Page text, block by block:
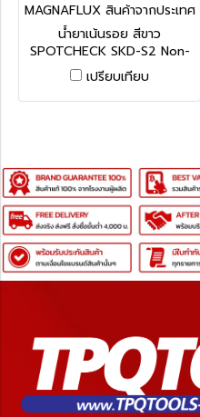
MAGNAFLUX สินค้าจากประเทศ
อเมริกา SKD-S2
น้ำยาเน้นรอย สีขาว
SPOTCHECK SKD-S2 Non-
Halogenated Solvent
Developer ขนาดบรรจุ 400
ML.
เปรียบเทียบ